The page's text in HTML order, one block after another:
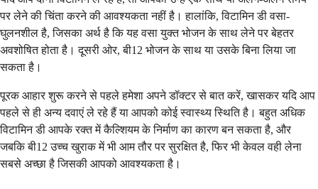
पर लेने की चिंता करने की आवश्यकता नहीं है। हालांकि, विटामिन डी वसा-
घुलनशील है, जिसका अर्थ है कि यह वसा युक्त भोजन के साथ लेने पर बेहतर
अवशोषित होता है। दूसरी ओर, बी12 भोजन के साथ या उसके बिना लिया जा
सकता है।
पूरक आहार शुरू करने से पहले हमेशा अपने डॉक्टर से बात करें, खासकर यदि आप
पहले से ही अन्य दवाएं ले रहे हैं या आपको कोई स्वास्थ्य स्थिति है। बहुत अधिक
विटामिन डी आपके रक्त में कैल्शियम के निर्माण का कारण बन सकता है, और
जबकि बी12 उच्च खुराक में भी आम तौर पर सुरक्षित है, फिर भी केवल वही लेना
सबसे अच्छा है जिसकी आपको आवश्यकता है।